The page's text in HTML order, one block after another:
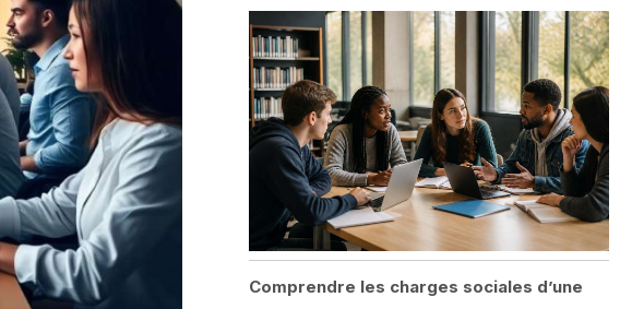
Comprendre les charges sociales d’une